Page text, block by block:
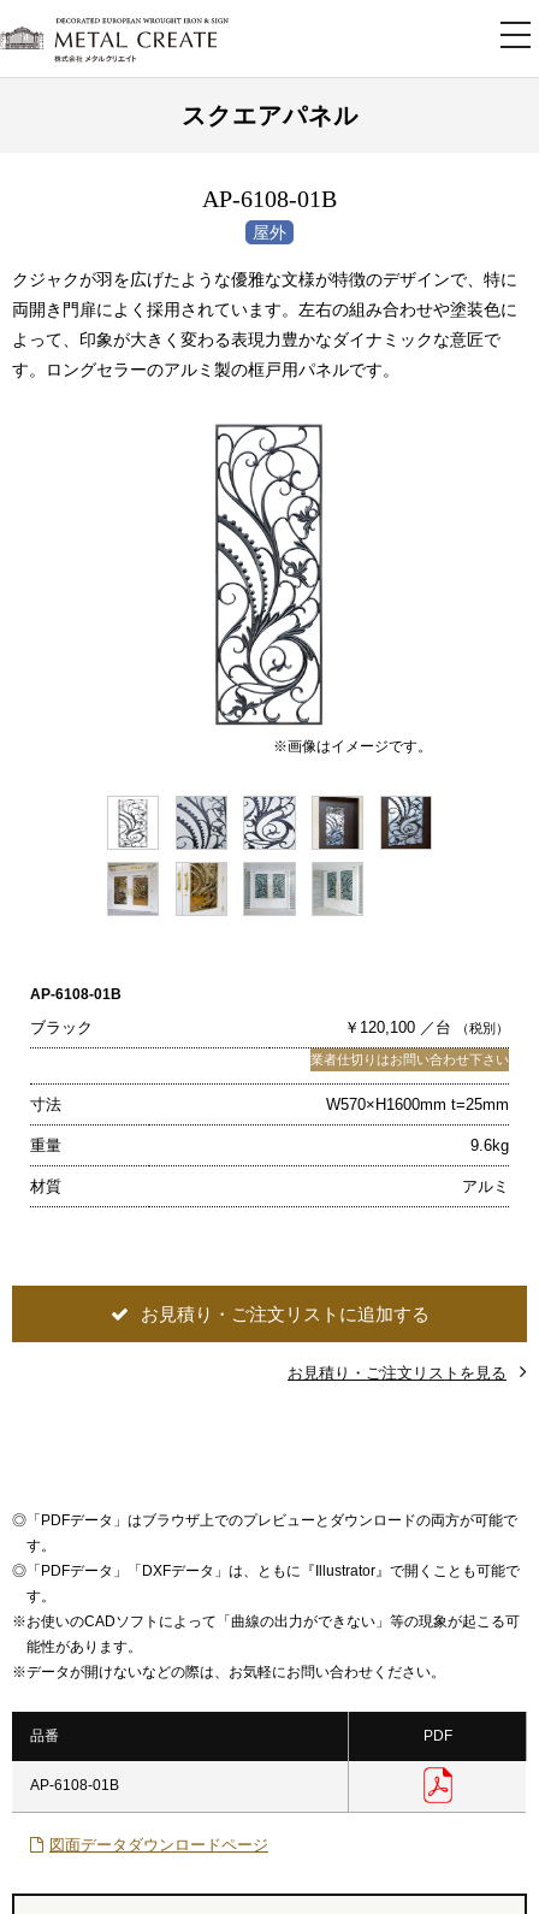
スクエアパネル
AP-6108-01B
クジャクが羽を広げたような優雅な文様が特徴のデザインで、特に
両開き門扉によく採用されています。左右の組み合わせや塗装色に
よって、印象が大きく変わる表現力豊かなダイナミックな意匠で
す。ロングセラーのアルミ製の框戸用パネルです。
※画像はイメージです。
AP-6108-01B
ブラック ￥120,100 ／台 （税別）
業者仕切りはお問い合わせ下さい
寸法 W570×H1600mm t=25mm
重量 9.6kg
材質 アルミ
お見積り・ご注文リストに追加する
お見積り・ご注文リストを見る
◎ 「PDFデータ」はブラウザ上でのプレビューとダウンロードの両方が可能で
す。
◎ 「PDFデータ」「DXFデータ」は、ともに『Illustrator』で開くことも可能で
す。
※お使いのCADソフトによって「曲線の出力ができない」等の現象が起こる可
能性があります。
※データが開けないなどの際は、お気軽にお問い合わせください。
品番 PDF
AP-6108-01B
図面データダウンロードページ